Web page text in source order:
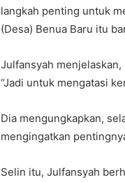
langkah penting untuk
(Desa) Benua Baru itu
Julfansyah
“Jadi untuk mengatasi
Dia mengungkapkan,
mengingatkan
Selin itu, Julfansyah